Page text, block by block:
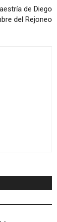
de Diego
del Rejoneo